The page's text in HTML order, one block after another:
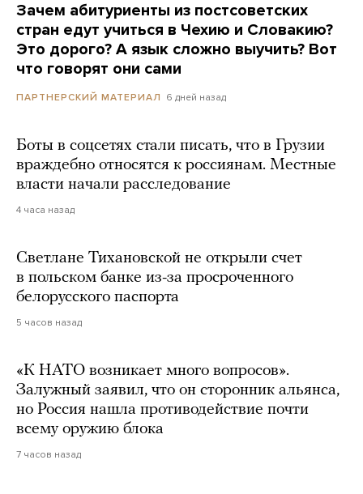
Зачем абитуриенты из постсоветских
стран едут учиться в Чехию и Словакию?
Это дорого? А язык сложно выучить? Вот
что говорят они сами
ПАРТНЕРСКИЙ МАТЕРИАЛ 6 дней назад
Боты в соцсетях стали писать, что в Грузии
враждебно относятся к россиянам. Местные
власти начали расследование
4 часа назад
Светлане Тихановской не открыли счет
в польском банке из-за просроченного
белорусского паспорта
5 часов назад
«К НАТО возникает много вопросов».
Залужный заявил, что он сторонник альянса,
но Россия нашла противодействие почти
всему оружию блока
7 часов назад